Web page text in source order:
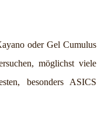
oder Gel Cumulus
möglichst viele
besonders ASICS